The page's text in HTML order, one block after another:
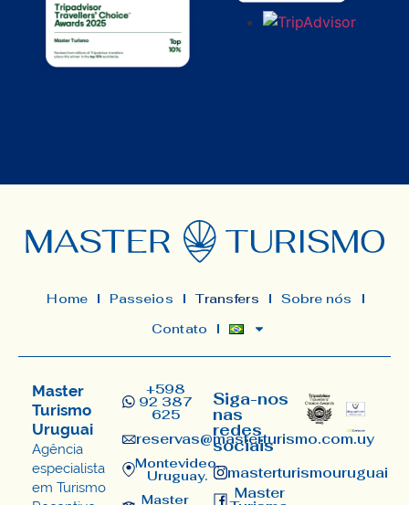
Home Passeios Transfers
Sobre nós
Contato
Master
Turismo
Uruguai
Agência
especialista
em Turismo
+598
92 387
625
reservas@masterturismo.com.uy​
Montevideo,
Uruguay.
Master
Siga-nos
nas
redes
sociais
masterturismouruguai
Master